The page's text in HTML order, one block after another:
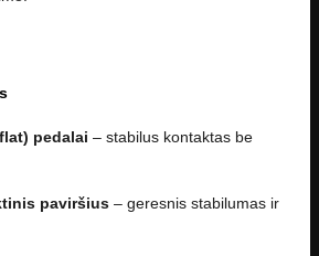
pedalai – stabilus kontaktas be
paviršius – geresnis stabilumas ir